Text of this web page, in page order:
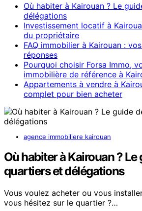
Où habiter à Kairouan ? Le
délégations
Investissement locatif à
du propriétaire
FAQ immobilier à Kairouan :
réponses
Pourquoi choisir Forsa Immo,
immobilière de référence à
Appartements à vendre à
complet pour bien acheter
agence immobiliere kairouan
Où habiter à Kairouan ? Le
quartiers et délégations
Vous voulez acheter ou vous
vous hésitez sur le quartier ?…